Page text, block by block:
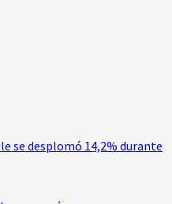
se desplomó 14,2% durante